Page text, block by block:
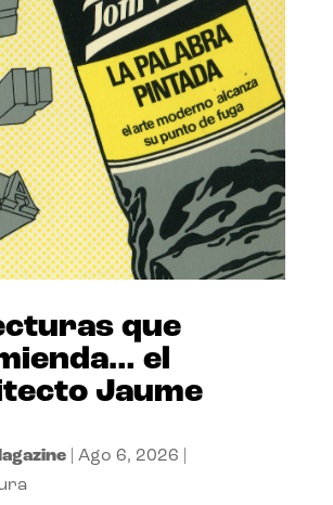
que
el
Jaume
| Ago 6, 2026